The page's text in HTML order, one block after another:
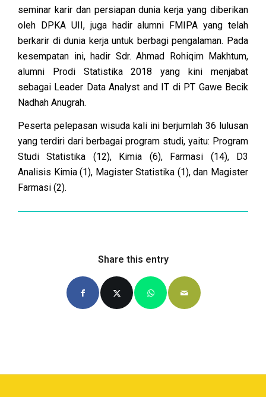
seminar karir dan persiapan dunia kerja yang diberikan
oleh DPKA UII, juga hadir alumni FMIPA yang telah
berkarir di dunia kerja untuk berbagi pengalaman. Pada
kesempatan ini, hadir Sdr. Ahmad Rohiqim Makhtum,
alumni Prodi Statistika 2018 yang kini menjabat
sebagai Leader Data Analyst and IT di PT Gawe Becik
Nadhah Anugrah.
Peserta pelepasan wisuda kali ini berjumlah 36 lulusan
yang terdiri dari berbagai program studi, yaitu: Program
Studi Statistika (12), Kimia (6), Farmasi (14), D3
Analisis Kimia (1), Magister Statistika (1), dan Magister
Farmasi (2).
Share this entry